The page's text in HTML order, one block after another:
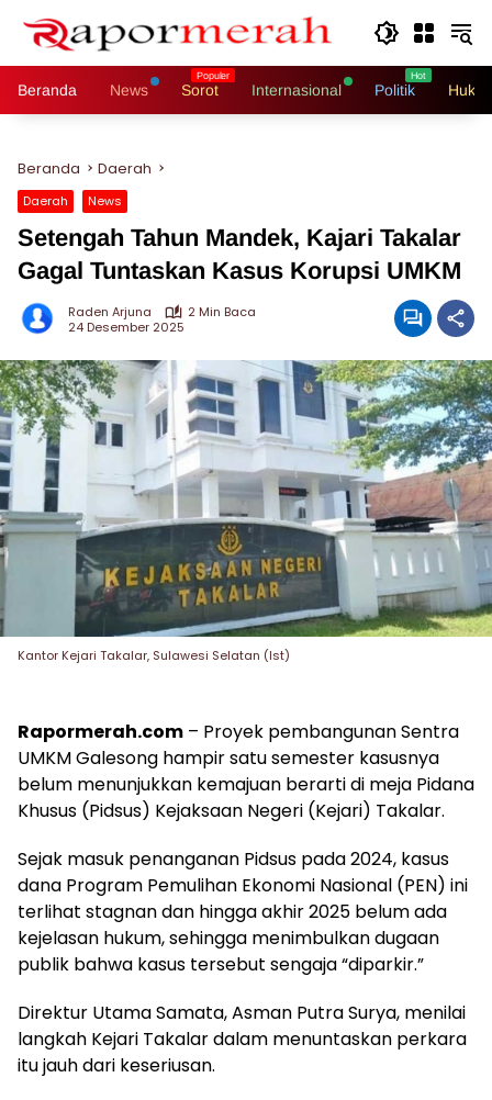
Beranda News Sorot Internasional Politik
Beranda Daerah
Daerah News
Setengah Tahun Mandek, Kajari Takalar
Gagal Tuntaskan Kasus Korupsi UMKM
Raden Arjuna
2 Min Baca
24 Desember 2025
Kantor Kejari Takalar, Sulawesi Selatan (Ist)
Rapormerah.com – Proyek pembangunan Sentra
UMKM Galesong hampir satu semester kasusnya
belum menunjukkan kemajuan berarti di meja Pidana
Khusus (Pidsus) Kejaksaan Negeri (Kejari) Takalar.
Sejak masuk penanganan Pidsus pada 2024, kasus
dana Program Pemulihan Ekonomi Nasional (PEN) ini
terlihat stagnan dan hingga akhir 2025 belum ada
kejelasan hukum, sehingga menimbulkan dugaan
publik bahwa kasus tersebut sengaja “diparkir.”
Direktur Utama Samata, Asman Putra Surya, menilai
langkah Kejari Takalar dalam menuntaskan perkara
itu jauh dari keseriusan.